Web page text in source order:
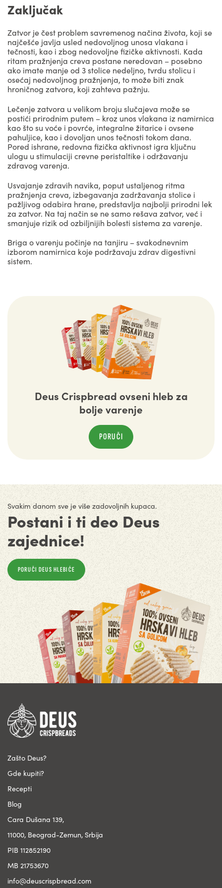
Zaključak
Zatvor je čest problem savremenog načina života, koji se
najčešće javlja usled nedovoljnog unosa vlakana i
tečnosti, kao i zbog nedovoljne fizičke aktivnosti. Kada
ritam pražnjenja creva postane neredovan – posebno
ako imate manje od 3 stolice nedeljno, tvrdu stolicu i
osećaj nedovoljnog pražnjenja, to može biti znak
hroničnog zatvora, koji zahteva pažnju.
Lečenje zatvora u velikom broju slučajeva može se
postići prirodnim putem – kroz unos vlakana iz namirnica
kao što su voće i povrće, integralne žitarice i ovsene
pahuljice, kao i dovoljan unos tečnosti tokom dana.
Pored ishrane, redovna fizička aktivnost igra ključnu
ulogu u stimulaciji crevne peristaltike i održavanju
zdravog varenja.
Usvajanje zdravih navika, poput ustaljenog ritma
pražnjenja creva, izbegavanja zadržavanja stolice i
pažljivog odabira hrane, predstavlja najbolji prirodni lek
za zatvor. Na taj način se ne samo rešava zatvor, već i
smanjuje rizik od ozbiljnijih bolesti sistema za varenje.
Briga o varenju počinje na tanjiru – svakodnevnim
izborom namirnica koje podržavaju zdrav digestivni
sistem.
Deus Crispbread ovseni hleb za
bolje varenje
PORUČI
Svakim danom sve je više zadovoljnih kupaca.
Postani i ti deo Deus
zajednice!
PORUČI DEUS HLEBIĆE
Zašto Deus?
Gde kupiti?
Recepti
Blog
Cara Dušana 139,
11000, Beograd-Zemun, Srbija
PIB 112852190
MB 21753670
info@deuscrispbread.com